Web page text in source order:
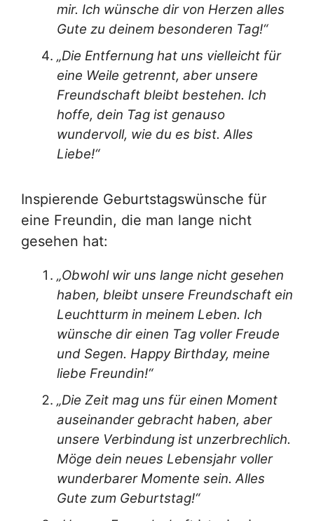
mir. Ich wünsche dir von Herzen alles
Gute zu deinem besonderen Tag!“
„Die Entfernung hat uns vielleicht für
eine Weile getrennt, aber unsere
Freundschaft bleibt bestehen. Ich
hoffe, dein Tag ist genauso
wundervoll, wie du es bist. Alles
Liebe!“
Inspierende Geburtstagswünsche für
eine Freundin, die man lange nicht
gesehen hat:
„Obwohl wir uns lange nicht gesehen
haben, bleibt unsere Freundschaft ein
Leuchtturm in meinem Leben. Ich
wünsche dir einen Tag voller Freude
und Segen. Happy Birthday, meine
liebe Freundin!“
„Die Zeit mag uns für einen Moment
auseinander gebracht haben, aber
unsere Verbindung ist unzerbrechlich.
Möge dein neues Lebensjahr voller
wunderbarer Momente sein. Alles
Gute zum Geburtstag!“